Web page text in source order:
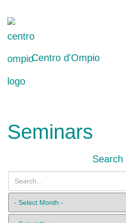
Centro d'Ompio
Seminars
Search